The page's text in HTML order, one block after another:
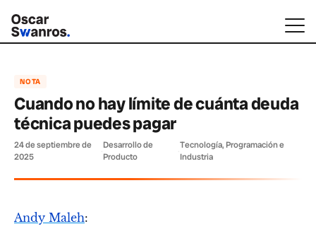
NOTA
Cuando no hay límite de cuánta deuda
técnica puedes pagar
24 de septiembre de
2025
Desarrollo de
Producto
Tecnología, Programación e
Industria
Andy Maleh: